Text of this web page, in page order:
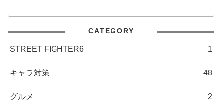
CATEGORY
STREET FIGHTER6 1
キャラ対策 48
グルメ 2